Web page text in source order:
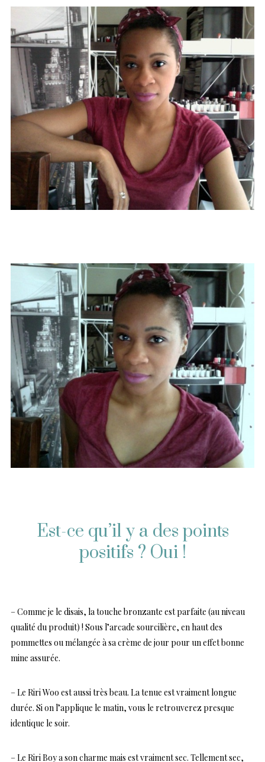
Est-ce qu’il y a des points
positifs ? Oui !
– Comme je le disais, la touche bronzante est parfaite (au niveau
qualité du produit) ! Sous l’arcade sourcilière, en haut des
pommettes ou mélangée à sa crème de jour pour un effet bonne
mine assurée.
– Le Riri Woo est aussi très beau. La tenue est vraiment longue
durée. Si on l’applique le matin, vous le retrouverez presque
identique le soir.
– Le Riri Boy a son charme mais est vraiment sec. Tellement sec,